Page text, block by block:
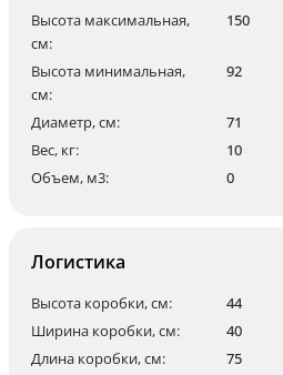
Высота максимальная,
см:
150
Высота минимальная,
см:
92
Диаметр, см:
71
Вес, кг:
10
Объем, м3:
0
Логистика
Высота коробки, см:
44
Ширина коробки, см:
40
Длина коробки, см:
75